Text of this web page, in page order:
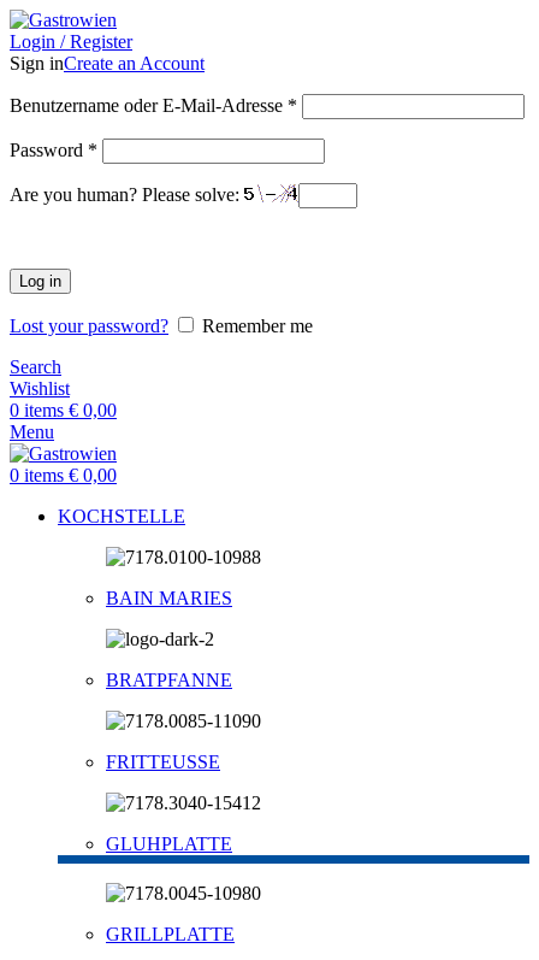
Login / Register
Sign inCreate an Account
Benutzername oder E-Mail-Adresse *
Password *
Are you human? Please solve:
Log in
Lost your password?
Remember me
Search
Wishlist
0 items € 0,00
Menu
0 items € 0,00
KOCHSTELLE
BAIN MARIES
BRATPFANNE
FRITTEUSSE
GLUHPLATTE
GRILLPLATTE